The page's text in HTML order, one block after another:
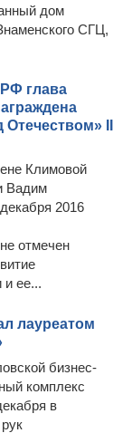
дом
СГЦ,
глава
II
Климовой
Вадим
2016
отмечен
и ее...
лауреатом
бизнес-
комплекс
в